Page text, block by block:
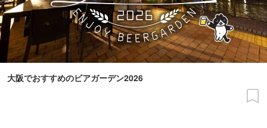
大阪でおすすめのビアガーデン2026